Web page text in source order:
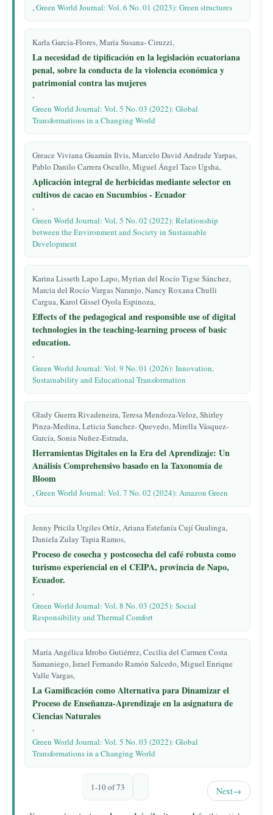
,Green World Journal: Vol. 6 No. 01 (2023): Green structures
Karla García-Flores, María Susana- Ciruzzi,
La necesidad de tipificación en la legislación ecuatoriana
penal, sobre la conducta de la violencia económica y
patrimonial contra las mujeres
,
Green World Journal: Vol. 5 No. 03 (2022): Global
Transformations in a Changing World
Greace Viviana Guamán Ilvis, Marcelo David Andrade Yarpas,
Pablo Danilo Carrera Oscullo, Miguel Ángel Taco Ugsha,
Aplicación integral de herbicidas mediante selector en
cultivos de cacao en Sucumbíos - Ecuador
,
Green World Journal: Vol. 5 No. 02 (2022): Relationship
between the Environment and Society in Sustainable
Development
Karina Lisseth Lapo Lapo, Myrian del Rocío Tigse Sánchez,
Marcia del Rocío Vargas Naranjo, Nancy Roxana Chulli
Cargua, Karol Gissel Oyola Espinoza,
Effects of the pedagogical and responsible use of digital
technologies in the teaching-learning process of basic
education.
,
Green World Journal: Vol. 9 No. 01 (2026): Innovation,
Sustainability and Educational Transformation
Glady Guerra Rivadeneira, Teresa Mendoza-Veloz, Shirley
Pinza-Medina, Leticia Sanchez- Quevedo, Mirella Vásquez-
García, Sonia Nuñez-Estrada,
Herramientas Digitales en la Era del Aprendizaje: Un
Análisis Comprehensivo basado en la Taxonomía de
Bloom
,Green World Journal: Vol. 7 No. 02 (2024): Amazon Green
Jenny Pricila Urgiles Ortíz, Ariana Estefanía Cují Gualinga,
Daniela Zulay Tapia Ramos,
Proceso de cosecha y postcosecha del café robusta como
turismo experiencial en el CEIPA, provincia de Napo,
Ecuador.
,
Green World Journal: Vol. 8 No. 03 (2025): Social
Responsibility and Thermal Comfort
María Angélica Idrobo Gutiérrez, Cecilia del Carmen Costa
Samaniego, Israel Fernando Ramón Salcedo, Miguel Enrique
Valle Vargas,
La Gamificación como Alternativa para Dinamizar el
Proceso de Enseñanza-Aprendizaje en la asignatura de
Ciencias Naturales
,
Green World Journal: Vol. 5 No. 03 (2022): Global
Transformations in a Changing World
1-10 of 73 Next→